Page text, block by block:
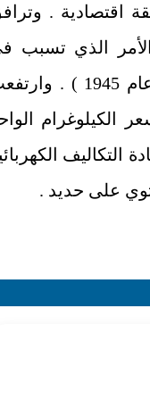
اقتصادية .
الأمر الذي تسبب
خفض الاسعار بنسبة 33 ‏% للكيلوغرام ( عام 1945 ‏)
1980 حتى بلغ سعر الكيلوغرام
التكاليف
على حديد .